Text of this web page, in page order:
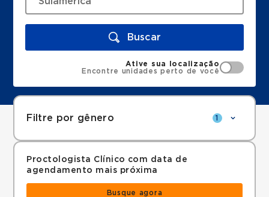
Buscar
Ative sua localização
Encontre unidades perto de você
Filtre por gênero 1
Proctologista Clínico com data de
agendamento mais próxima
Busque agora